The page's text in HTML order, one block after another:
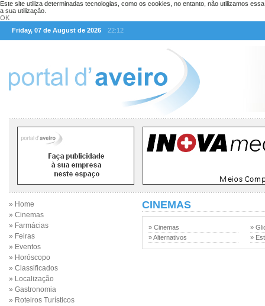
Este site utiliza determinadas tecnologias, como os cookies, no entanto, não utilizamos
a sua utilização.
OK
Friday, 07 de August de 2026
22:12
» Home
» Cinemas
» Farmácias
» Feiras
» Eventos
» Horóscopo
» Classificados
» Localização
» Gastronomia
» Roteiros Turísticos
CINEMAS
» Cinemas
» Alternativos
»
»